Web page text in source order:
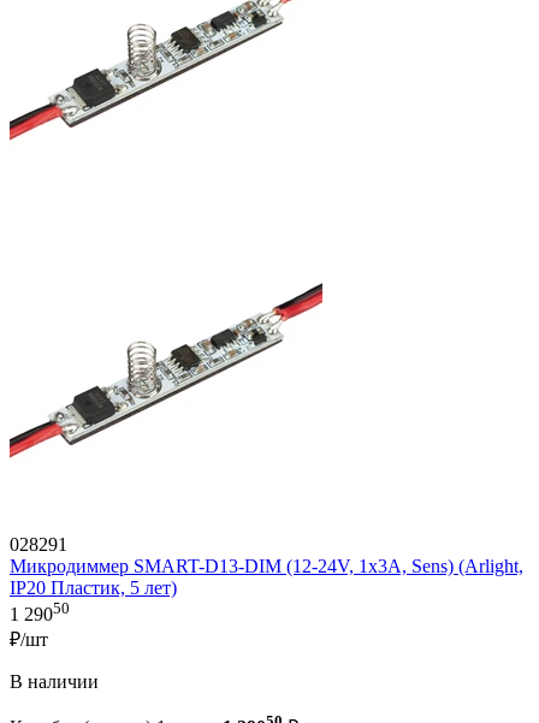
028291
Микродиммер SMART-D13-DIM (12-24V, 1x3A, Sens) (Arlight,
IP20 Пластик, 5 лет)
1 29050
₽/шт
В наличии